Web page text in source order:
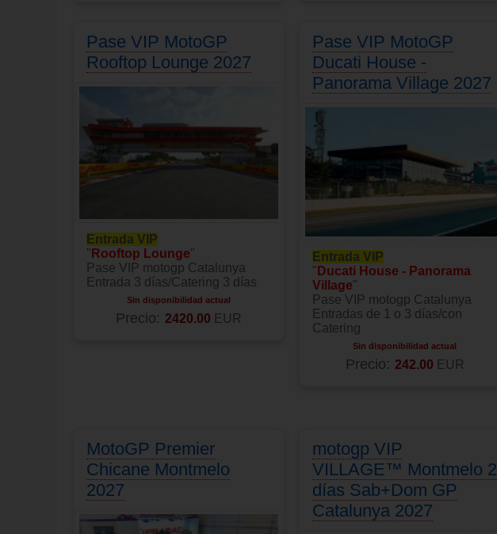
Pase VIP MotoGP
Rooftop Lounge 2027
Entrada VIP
" Rooftop Lounge"
Pase VIP motogp Catalunya
Entrada 3 días/Catering 3 días
Sin disponibilidad actual
Precio: 2420.00 EUR
Pase VIP MotoGP
Ducati House -
Panorama Village 2027
Entrada VIP
" Ducati House - Panorama
Village"
Pase VIP motogp Catalunya
Entradas de 1 o 3 días/con
Catering
Sin disponibilidad actual
Precio: 242.00 EUR
MotoGP Premier
Chicane Montmelo
2027
motogp VIP
VILLAGE™ Montmelo 2
días Sab+Dom GP
Catalunya 2027